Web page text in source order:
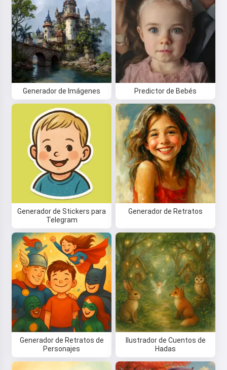
Generador de Imágenes Predictor de Bebés
Generador de Stickers para
Telegram
Generador de Retratos
Generador de Retratos de
Personajes
Ilustrador de Cuentos de
Hadas